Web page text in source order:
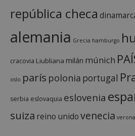
república checa
alemania Grecia hamburgo
cracovia Liubliana milán múnich
oslo parís polonia portugal
serbia eslovaquia eslovenia
suiza reino unidovenecia verona